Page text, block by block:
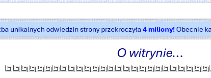
unikalnych odwiedzin strony przekroczyła 4 miliony!Obecnie
O witrynie...